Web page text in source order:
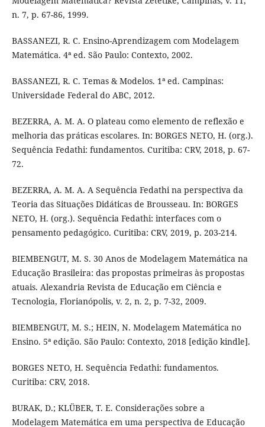
n. 7, p. 67-86, 1999.
BASSANEZI, R. C. Ensino-Aprendizagem com Modelagem
Matemática. 4ª ed. São Paulo: Contexto, 2002.
BASSANEZI, R. C. Temas & Modelos. 1ª ed. Campinas:
Universidade Federal do ABC, 2012.
BEZERRA, A. M. A. O plateau como elemento de reflexão e
melhoria das práticas escolares. In: BORGES NETO, H. (org.).
Sequência Fedathi: fundamentos. Curitiba: CRV, 2018, p. 67-
72.
BEZERRA, A. M. A. A Sequência Fedathi na perspectiva da
Teoria das Situações Didáticas de Brousseau. In: BORGES
NETO, H. (org.). Sequência Fedathi: interfaces com o
pensamento pedagógico. Curitiba: CRV, 2019, p. 203-214.
BIEMBENGUT, M. S. 30 Anos de Modelagem Matemática na
Educação Brasileira: das propostas primeiras às propostas
atuais. Alexandria Revista de Educação em Ciência e
Tecnologia, Florianópolis, v. 2, n. 2, p. 7-32, 2009.
BIEMBENGUT, M. S.; HEIN, N. Modelagem Matemática no
Ensino. 5ª edição. São Paulo: Contexto, 2018 [edição kindle].
BORGES NETO, H. Sequência Fedathi: fundamentos.
Curitiba: CRV, 2018.
BURAK, D.; KLÜBER, T. E. Considerações sobre a
Modelagem Matemática em uma perspectiva de Educação